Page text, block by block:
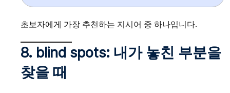
초보자에게 가장 추천하는 지시어 중 하나입니다.
8. blind spots: 내가 놓친 부분을
찾을 때